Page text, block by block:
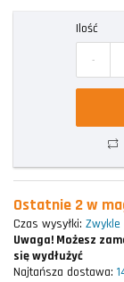
Ilość
-
Ostatnie 2 w
Czas wysyłki: Zwykle
Uwaga! Możesz
się wydłużyć
Najtańsza dostawa: